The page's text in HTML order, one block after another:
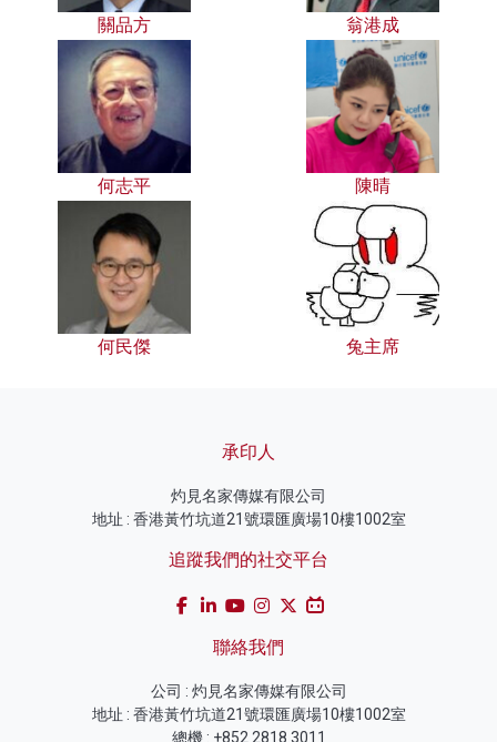
關品方 翁港成
何志平 陳晴
何民傑 兔主席
承印人
灼見名家傳媒有限公司
地址 : 香港黃竹坑道21號環匯廣場10樓1002室
追蹤我們的社交平台
聯絡我們
公司 : 灼見名家傳媒有限公司
地址 : 香港黃竹坑道21號環匯廣場10樓1002室
總機 : +852 2818 3011